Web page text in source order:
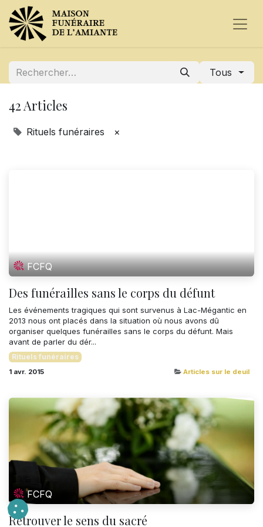
Tous
42 Articles
Rituels funéraires ×
FCFQ
Des funérailles sans le corps du défunt
Les événements tragiques qui sont survenus à Lac-Mégantic en
2013 nous ont placés dans la situation où nous avons dû
organiser quelques funérailles sans le corps du défunt. Mais
avant de parler du dér...
Rituels funéraires
1 avr. 2015 Articles sur le deuil
FCFQ
Retrouver le sens du sacré